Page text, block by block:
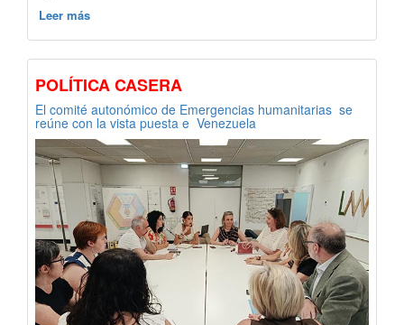
Leer más
POLÍTICA CASERA
El comité autonómico de Emergencias humanitarias se
reúne con la vista puesta e Venezuela